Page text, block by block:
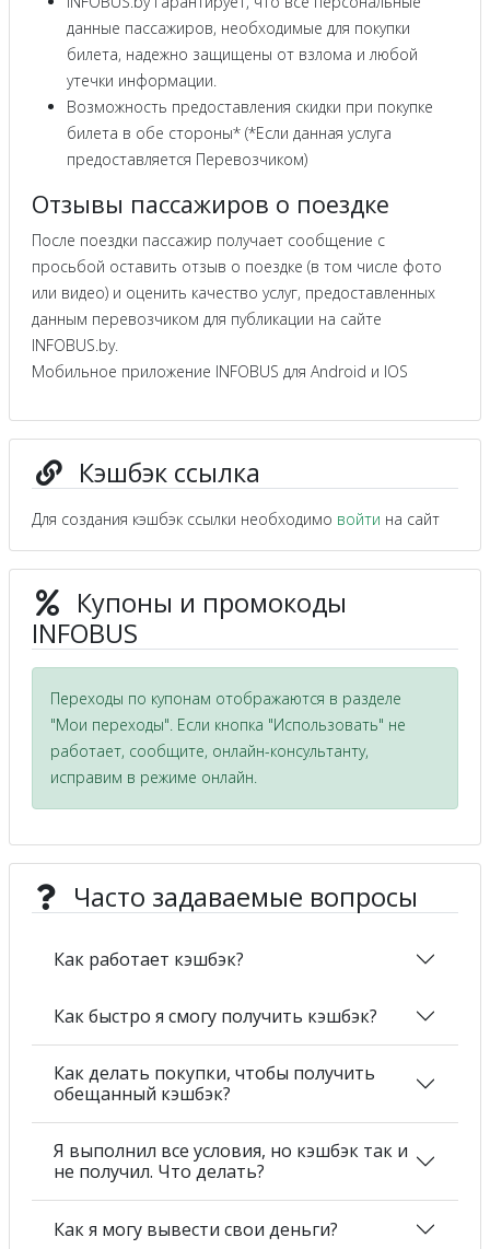
данные пассажиров, необходимые для покупки
билета, надежно защищены от взлома и любой
утечки информации.
Возможность предоставления скидки при покупке
билета в обе стороны* (*Если данная услуга
предоставляется Перевозчиком)
Отзывы пассажиров о поездке
После поездки пассажир получает сообщение с
просьбой оставить отзыв о поездке (в том числе фото
или видео) и оценить качество услуг, предоставленных
данным перевозчиком для публикации на сайте
INFOBUS.by.
Мобильное приложение INFOBUS для Android и IOS
Кэшбэк ссылка
Для создания кэшбэк ссылки необходимо войти на сайт
Купоны и промокоды
INFOBUS
Переходы по купонам отображаются в разделе
"Мои переходы". Если кнопка "Использовать" не
работает, сообщите, онлайн-консультанту,
исправим в режиме онлайн.
Часто задаваемые вопросы
Как работает кэшбэк?
Как быстро я смогу получить кэшбэк?
Как делать покупки, чтобы получить
обещанный кэшбэк?
Я выполнил все условия, но кэшбэк так и
не получил. Что делать?
Как я могу вывести свои деньги?